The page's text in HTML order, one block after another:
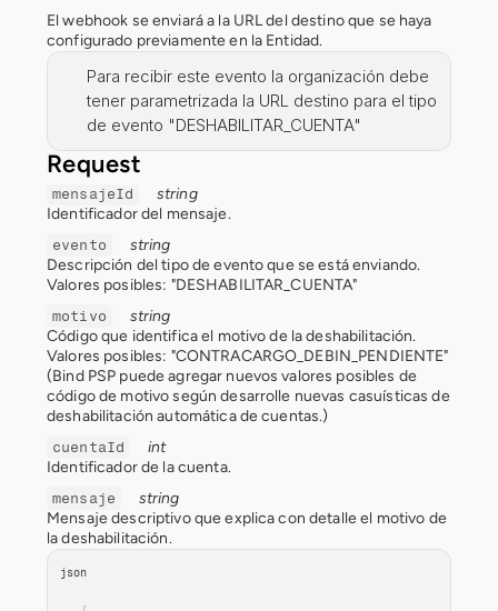
El webhook se enviará a la URL del destino que se haya
configurado previamente en la Entidad.
Para recibir este evento la organización debe
tener parametrizada la URL destino para el tipo
de evento "DESHABILITAR_CUENTA"
Request
mensajeId
string
Identificador del mensaje.
evento
string
Descripción del tipo de evento que se está enviando.
Valores posibles: "DESHABILITAR_CUENTA"
motivo
string
Código que identifica el motivo de la deshabilitación.
Valores posibles: "CONTRACARGO_DEBIN_PENDIENTE"
(Bind PSP puede agregar nuevos valores posibles de
código de motivo según desarrolle nuevas casuísticas de
deshabilitación automática de cuentas.)
cuentaId
int
Identificador de la cuenta.
mensaje
string
Mensaje descriptivo que explica con detalle el motivo de
la deshabilitación.
json